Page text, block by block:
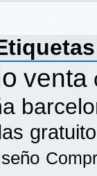
venta
gratuito